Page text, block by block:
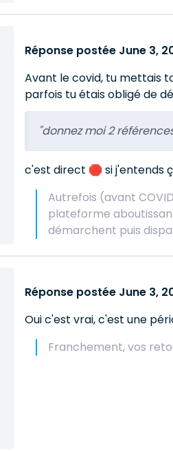
Réponse postée June 3,
Avant le covid, tu mettais
parfois tu étais obligé de
"donnez moi 2
c'est direct 🛑 si j'entends
Autrefois (avant
plateforme
démarchent puis
Réponse postée June 3,
Oui c'est vrai, c'est une
Franchement, vos